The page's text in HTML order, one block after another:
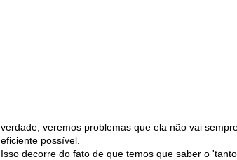
verdade, veremos problemas que ela não vai
eficiente possível.
Isso decorre do fato de que temos que saber o